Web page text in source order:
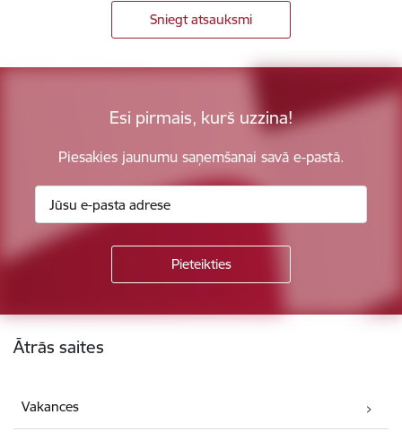
Sniegt atsauksmi
Esi pirmais, kurš uzzina!
Piesakies jaunumu saņemšanai savā e-pastā.
Kājene
Ātrās saites
Vakances